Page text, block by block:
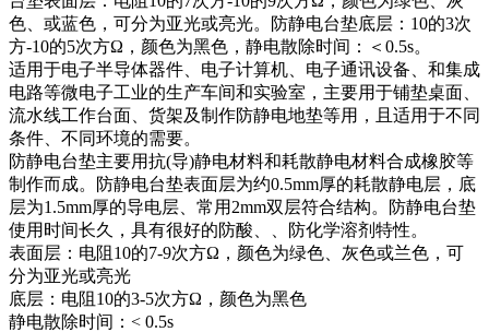
色、或蓝色，可分为亚光或亮光。防静电台垫底层：10的3次
方-10的5次方Ω，颜色为黑色，静电散除时间：＜0.5s。
适用于电子半导体器件、电子计算机、电子通讯设备、和集成
电路等微电子工业的生产车间和实验室，主要用于铺垫桌面、
流水线工作台面、货架及制作防静电地垫等用，且适用于不同
条件、不同环境的需要。
防静电台垫主要用抗(导)静电材料和耗散静电材料合成橡胶等
制作而成。防静电台垫表面层为约0.5mm厚的耗散静电层，底
层为1.5mm厚的导电层、常用2mm双层符合结构。防静电台垫
使用时间长久，具有很好的防酸、、防化学溶剂特性。
表面层：电阻10的7-9次方Ω，颜色为绿色、灰色或兰色，可
分为亚光或亮光
底层：电阻10的3-5次方Ω，颜色为黑色
静电散除时间：< 0.5s